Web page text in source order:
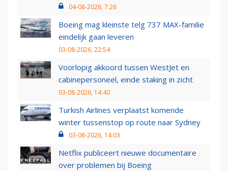
04-08-2026, 7:26
Boeing mag kleinste telg 737 MAX-familie
eindelijk gaan leveren
03-08-2026, 22:54
Voorlopig akkoord tussen WestJet en
cabinepersoneel, einde staking in zicht
03-08-2026, 14:40
Turkish Airlines verplaatst komende
winter tussenstop op route naar Sydney
03-08-2026, 14:03
Netflix publiceert nieuwe documentaire
over problemen bij Boeing